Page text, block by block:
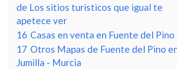
de Los sitios turisticos que igual te
apetece ver
16 Casas en venta en Fuente del Pino
17 Otros Mapas de Fuente del Pino
Jumilla - Murcia